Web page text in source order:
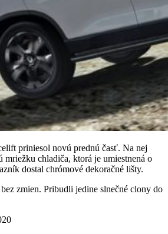
priniesol novú prednú časť. Na nej
mriežku chladiča, ktorá je umiestnená o
dostal chrómové dekoračné lišty.
zmien. Pribudli jedine slnečné clony do